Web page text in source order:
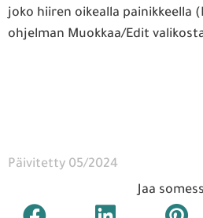
joko hiiren oikealla painikkeella
ohjelman Muokkaa/Edit
Päivitetty 05/2024
Jaa